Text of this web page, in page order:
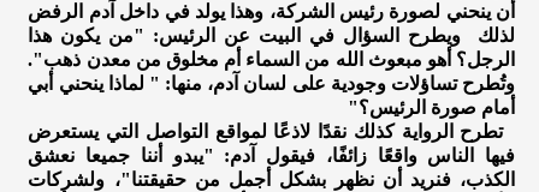
أن ينحني لصورة رئيس الشركة، وهذا يولد في داخل آدم الرفض
لذلك ويطرح السؤال في البيت عن الرئيس: "من يكون هذا
الرجل؟ أهو مبعوث الله من السماء أم مخلوق من معدن ذهب".
وتُطرح تساؤلات وجودية على لسان آدم، منها: " لماذا ينحني أبي
أمام صورة الرئيس؟"
تطرح الرواية كذلك نقدًا لاذعًا لمواقع التواصل التي يستعرض
فيها الناس واقعًا زائفًا، فيقول آدم: "يبدو أننا جميعا نعشق
الكذب، فنريد أن نظهر بشكل أجمل من حقيقتنا"، ولشركات